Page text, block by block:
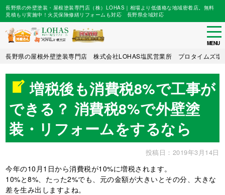
Skip
main
content
長野県の外壁塗装・屋根塗装専門店（株）LOHAS｜相場より低価格な地域密着店。無料
見積もり実施中！火災保険修繕リフォームも対応 長野県全域対応
MENU
長野県の屋根外壁塗装専門店 株式会社LOHAS塩尻営業所 プロタイムズ塩
増税後も消費税8%で工事が
できる？ 消費税8%で外壁塗
装・リフォームをするなら
投稿日：2019年3月14日
今年の10 月 1 日から消費税が10%に増税されます。
10%と8%、たった2%でも、元の金額が大きいとその分、大きな
差を生み出しますよね。